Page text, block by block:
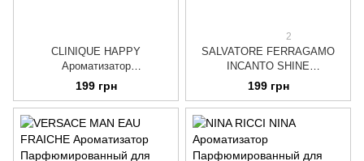
CLINIQUE HAPPY
Ароматизатор
Парфюмированный для авто
199 грн
2
SALVATORE FERRAGAMO
INCANTO SHINE
Ароматизатор
Парфюмированный для авто
199 грн